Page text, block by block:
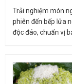
Trải nghiệm món
phiên đến bếp lửa
độc đáo, chuẩn vị